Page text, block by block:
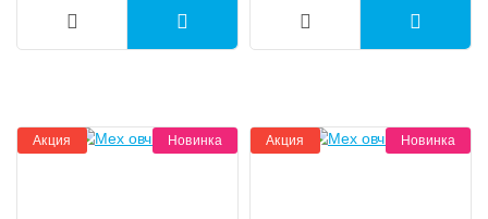
Акция Новинка Акция Новинка